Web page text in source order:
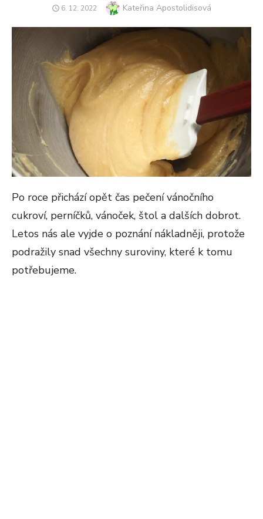
POSTED
6. 12. 2022 Author
Kateřina Apostolidisová
Po roce přichází opět čas pečení vánočního
cukroví, perníčků, vánoček, štol a dalších dobrot.
Letos nás ale vyjde o poznání nákladněji, protože
podražily snad všechny suroviny, které k tomu
potřebujeme.